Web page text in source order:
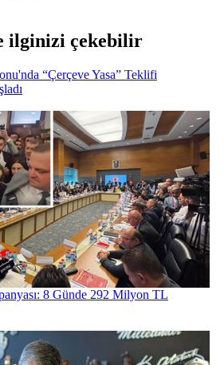
ilginizi çekebilir
“Çerçeve Yasa” Teklifi
8 Günde 292 Milyon TL